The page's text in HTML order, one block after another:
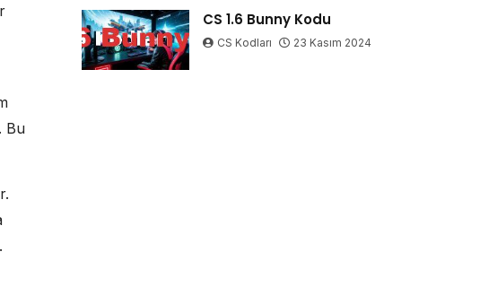
Bu
CS 1.6 Bunny Kodu
CS Kodları 23 Kasım 2024